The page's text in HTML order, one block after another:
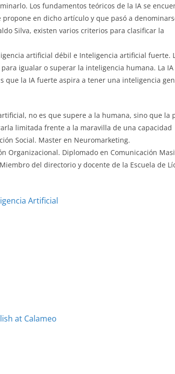
Los fundamentos teóricos de la IA se
en dicho artículo y que pasó a
Silva, existen varios criterios para clasificar la
artificial débil e Inteligencia artificial fuerte.
igualar o superar la inteligencia humana. La
que la IA fuerte aspira a tener una inteligencia
no es que supere a la humana, sino que la
limitada frente a la maravilla de una capacidad
Social. Master en Neuromarketing.
Organizacional. Diplomado en Comunicación
del directorio y docente de la Escuela de
Artificial
at Calameo